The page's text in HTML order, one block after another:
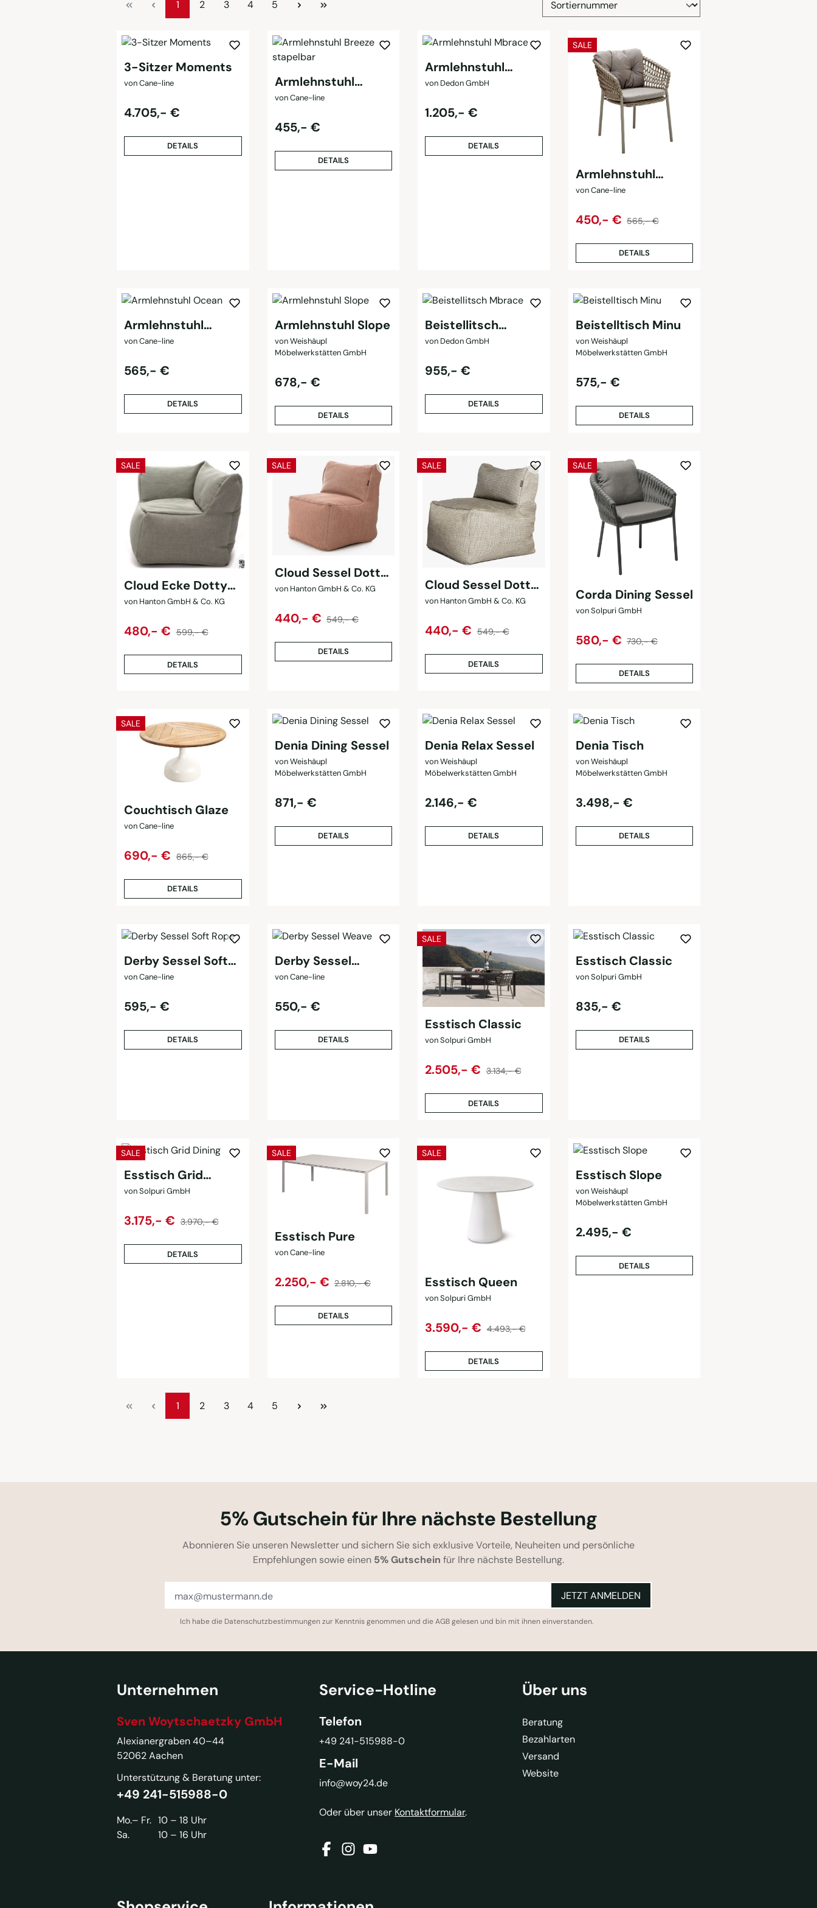
Seite
1 Seite
2 Seite
3 Seite
4 Seite
5
3-Sitzer Moments
von Cane-line
Regulärer Preis:
4.705,- €
DETAILS
Armlehnstuhl
Breeze stapelbar
von Cane-line
Regulärer Preis:
455,- €
DETAILS
Armlehnstuhl
Mbrace
von Dedon GmbH
Regulärer Preis:
1.205,- €
DETAILS
RABATT
SALE
Armlehnstuhl
Ocean
von Cane-line
Verkaufspreis:
450,- € 565,- €
DETAILS
Armlehnstuhl
Ocean
von Cane-line
Regulärer Preis:
565,- €
DETAILS
Armlehnstuhl Slope
von Weishäupl
Möbelwerkstätten GmbH
Regulärer Preis:
678,- €
DETAILS
Beistellitsch
Mbrace
von Dedon GmbH
Regulärer Preis:
955,- €
DETAILS
Beistelltisch Minu
von Weishäupl
Möbelwerkstätten GmbH
Regulärer Preis:
575,- €
DETAILS
RABATT
SALE
Cloud Ecke Dotty
XL
von Hanton GmbH & Co. KG
Verkaufspreis:
480,- € 599,- €
DETAILS
RABATT
SALE
Cloud Sessel Dotty
XL
von Hanton GmbH & Co. KG
Verkaufspreis:
440,- € 549,- €
DETAILS
RABATT
SALE
Cloud Sessel Dotty
XL
von Hanton GmbH & Co. KG
Verkaufspreis:
440,- € 549,- €
DETAILS
RABATT
SALE
Corda Dining Sessel
von Solpuri GmbH
Verkaufspreis:
580,- € 730,- €
DETAILS
RABATT
SALE
Couchtisch Glaze
von Cane-line
Verkaufspreis:
690,- € 865,- €
DETAILS
Denia Dining Sessel
von Weishäupl
Möbelwerkstätten GmbH
Regulärer Preis:
871,- €
DETAILS
Denia Relax Sessel
von Weishäupl
Möbelwerkstätten GmbH
Regulärer Preis:
2.146,- €
DETAILS
Denia Tisch
von Weishäupl
Möbelwerkstätten GmbH
Regulärer Preis:
3.498,- €
DETAILS
Derby Sessel Soft
Rope
von Cane-line
Regulärer Preis:
595,- €
DETAILS
Derby Sessel
Weave
von Cane-line
Regulärer Preis:
550,- €
DETAILS
RABATT
SALE
Esstisch Classic
von Solpuri GmbH
Verkaufspreis:
2.505,- € 3.134,- €
DETAILS
Esstisch Classic
von Solpuri GmbH
Regulärer Preis:
835,- €
DETAILS
RABATT
SALE
Esstisch Grid
Dining
von Solpuri GmbH
Verkaufspreis:
3.175,- € 3.970,- €
DETAILS
RABATT
SALE
Esstisch Pure
von Cane-line
Verkaufspreis:
2.250,- € 2.810,- €
DETAILS
RABATT
SALE
Esstisch Queen
von Solpuri GmbH
Verkaufspreis:
3.590,- € 4.493,- €
DETAILS
Esstisch Slope
von Weishäupl
Möbelwerkstätten GmbH
Regulärer Preis:
2.495,- €
DETAILS
Seite
1 Seite
2 Seite
3 Seite
4 Seite
5
5% Gutschein für Ihre nächste Bestellung
Abonnieren Sie unseren Newsletter und sichern Sie sich exklusive Vorteile, Neuheiten und persönliche
Empfehlungen sowie einen 5% Gutschein für Ihre nächste Bestellung.
JETZT ANMELDEN
Ich habe die Datenschutzbestimmungen zur Kenntnis genommen und dieAGBgelesen und bin mit ihnen einverstanden.
Unternehmen
Sven Woytschaetzky GmbH
Alexianergraben 40–44
52062 Aachen
Unterstützung & Beratung unter:
+49 241-515988-0
Mo.– Fr. 10 – 18 Uhr
Sa.
10 – 16 Uhr
Service-Hotline
Telefon
+49 241-515988-0
E-Mail
info@woy24.de
Oder über unser Kontaktformular.
Über uns
Beratung
Bezahlarten
Versand
Website